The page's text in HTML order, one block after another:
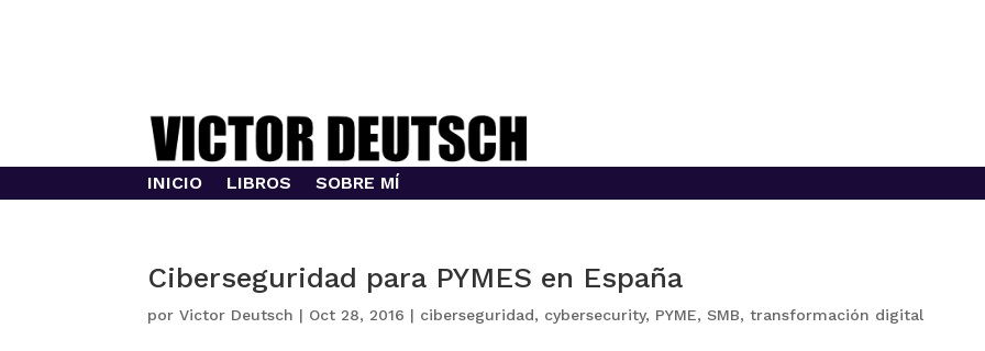
INICIO LIBROS SOBRE MÍ
Ciberseguridad para PYMES en España
porVictor Deutsch | Oct 28, 2016 | ciberseguridad, cybersecurity, PYME,SMB,transformación digital